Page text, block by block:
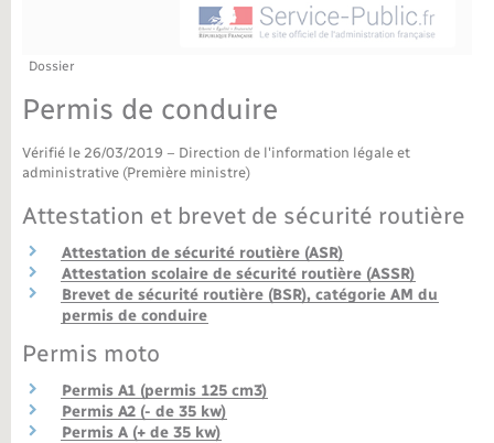
Parrainage civil
Recensement militaire
Concessions funéraires
Petite enfance
Info jeunes
Maison des jeunes (11-17 ans)
Saison culturelle
Bibliothèques
Sport
Travaux - Autorisation d’occupation de l’espace
Publications
Agenda
Budget
La Communauté de communes
Plan interactif
Dossier
Permis de conduire
Vérifié le 26/03/2019 – Direction de l'information légale et
administrative (Première ministre)
Attestation et brevet de sécurité routière
Attestation de sécurité routière (ASR)
Attestation scolaire de sécurité routière (ASSR)
Brevet de sécurité routière (BSR), catégorie AM du
permis de conduire
Permis moto
Permis A1 (permis 125 cm3)
Permis A2 (- de 35 kw)
Permis A (+ de 35 kw)